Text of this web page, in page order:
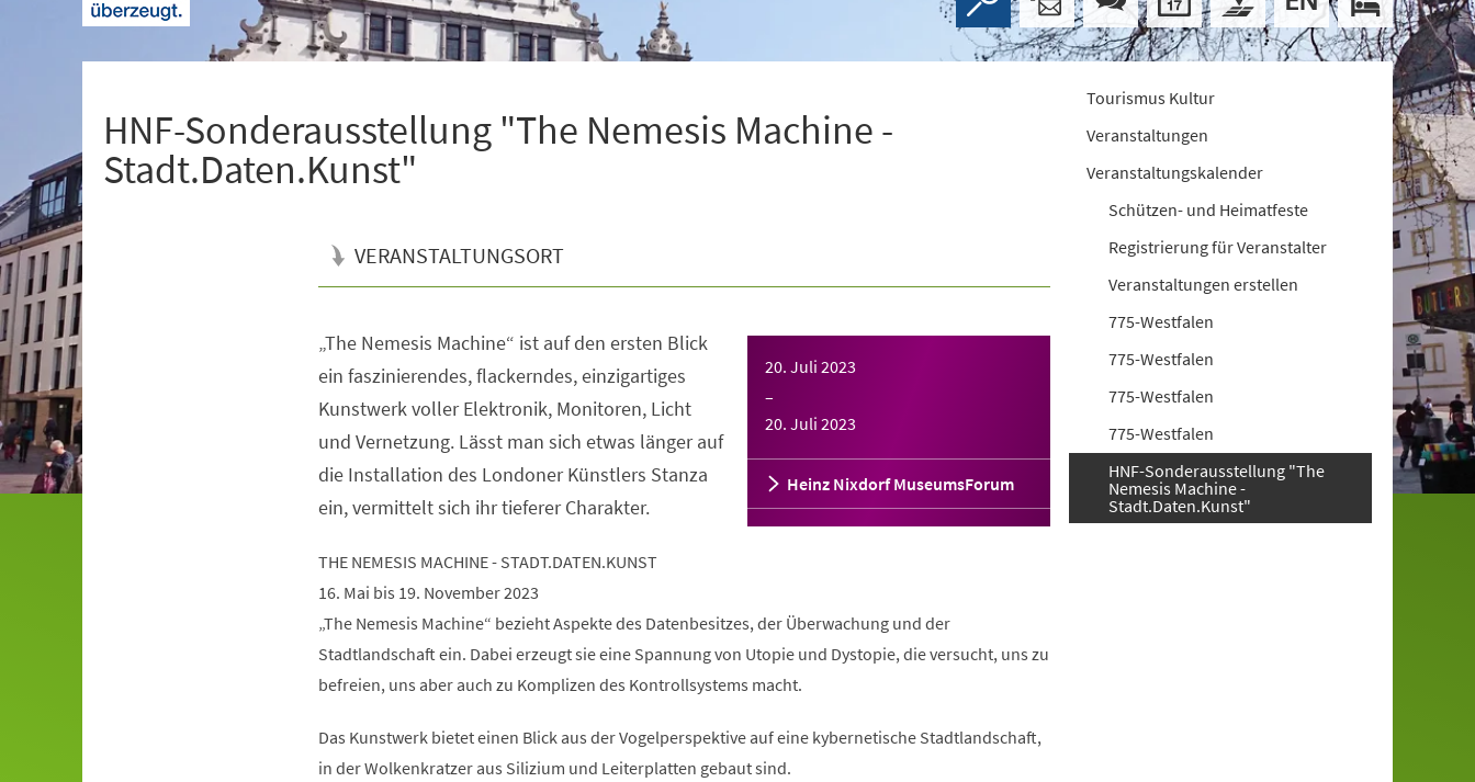
HNF-Sonderausstellung "The Nemesis Machine -
Stadt.Daten.Kunst"
VERANSTALTUNGSORT
20. Juli 2023
–
20. Juli 2023
Heinz Nixdorf MuseumsForum
„The Nemesis Machine“ ist auf den ersten Blick
ein faszinierendes, flackerndes, einzigartiges
Kunstwerk voller Elektronik, Monitoren, Licht
und Vernetzung. Lässt man sich etwas länger auf
die Installation des Londoner Künstlers Stanza
ein, vermittelt sich ihr tieferer Charakter.
THE NEMESIS MACHINE - STADT.DATEN.KUNST
16. Mai bis 19. November 2023
„The Nemesis Machine“ bezieht Aspekte des Datenbesitzes, der Überwachung und der
Stadtlandschaft ein. Dabei erzeugt sie eine Spannung von Utopie und Dystopie, die versucht, uns zu
befreien, uns aber auch zu Komplizen des Kontrollsystems macht.
Das Kunstwerk bietet einen Blick aus der Vogelperspektive auf eine kybernetische Stadtlandschaft,
in der Wolkenkratzer aus Silizium und Leiterplatten gebaut sind.
Tourismus Kultur
Veranstaltungen
Veranstaltungskalender
Schützen- und Heimatfeste
Registrierung für Veranstalter
Veranstaltungen erstellen
775-Westfalen
775-Westfalen
775-Westfalen
775-Westfalen
HNF-Sonderausstellung "The
Nemesis Machine -
Stadt.Daten.Kunst"